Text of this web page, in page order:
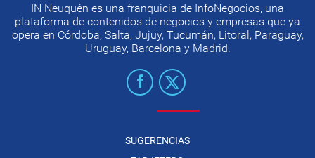
IN Neuquén es una franquicia de InfoNegocios, una
plataforma de contenidos de negocios y empresas que ya
opera en Córdoba, Salta, Jujuy, Tucumán, Litoral, Paraguay,
Uruguay, Barcelona y Madrid.
SUGERENCIAS